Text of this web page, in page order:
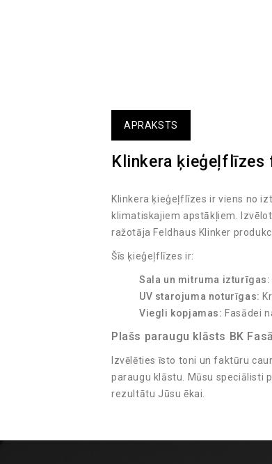
APRAKSTS
Klinkera ķieģeļflīzes
Klinkera ķieģeļflīzes ir viens no
klimatiskajiem apstākļiem.
ražotāja Feldhaus Klinker
Šīs ķieģeļflīzes ir:
Sala un mitruma izturīgas:
UV starojuma noturīgas:
Viegli kopjamas: Fasādei
Plašs paraugu klāsts BK
Izvēlēties īsto toni un faktūru
paraugu klāstu. Mūsu speciālisti
rezultātu Jūsu ēkai.